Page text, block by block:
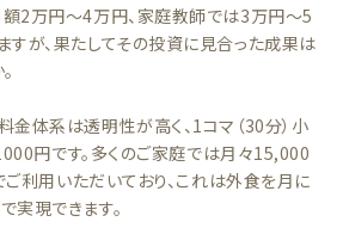
2万円〜4万円、家庭教師では3万円〜5
すが、果たしてその投資に見合った成果は
金体系は透明性が高く、1コマ（30分）小
円です。多くのご家庭では月々15,000
利用いただいており、これは外食を月に
実現できます。